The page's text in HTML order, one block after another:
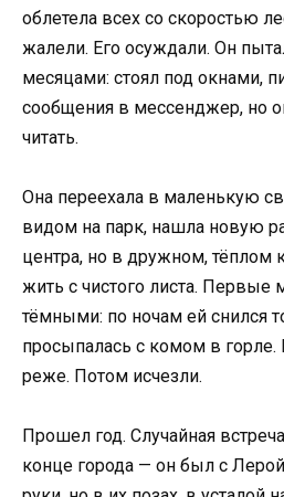
облетела всех со скоростью
жалели. Его осуждали. Он
месяцами: стоял под окнами,
сообщения в мессенджер, но
читать.
Она переехала в маленькую
видом на парк, нашла новую
центра, но в дружном, тёплом
жить с чистого листа.
тёмными: по ночам ей снился
просыпалась с комом в
реже. Потом исчезли.
Прошел год. Случайная
конце города — он был с